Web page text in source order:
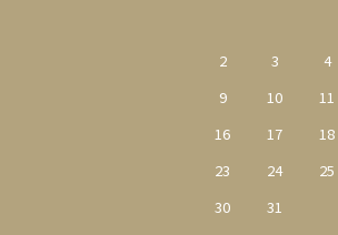
2
3 4
9
10 11
16
17 18
23
24 25
30
31